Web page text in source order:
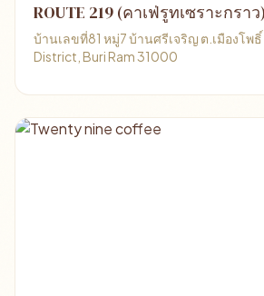
ROUTE 219 (คาเฟ่รูทเซราะกราว)
บ้านเลขที่81 หมู่7 บ้านศรีเจริญ ต.เมืองโพธิ์
District, Buri Ram 31000